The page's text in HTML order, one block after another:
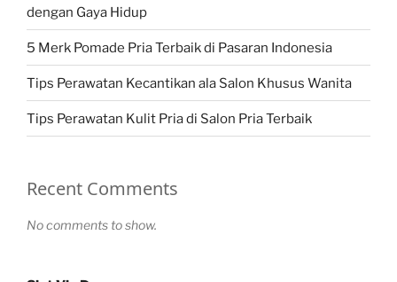
dengan Gaya Hidup
5 Merk Pomade Pria Terbaik di Pasaran Indonesia
Tips Perawatan Kecantikan ala Salon Khusus Wanita
Tips Perawatan Kulit Pria di Salon Pria Terbaik
Recent Comments
No comments to show.